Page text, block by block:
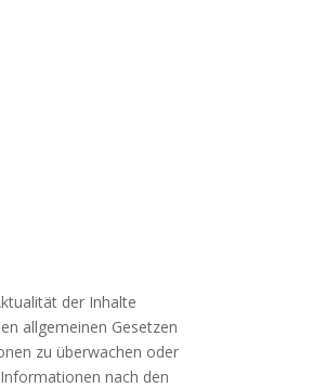
der Inhalte
allgemeinen Gesetzen
zu überwachen oder
nach den